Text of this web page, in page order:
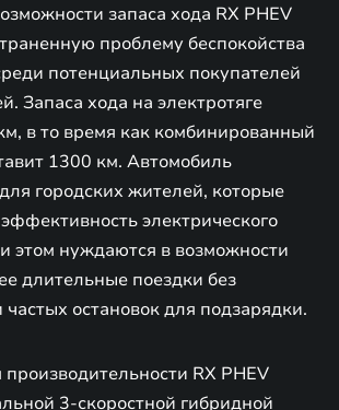
запаса хода RX PHEV
проблему беспокойства
потенциальных покупателей
Запаса хода на электротяге
в то время как комбинированный
1300 км. Автомобиль
городских жителей, которые
электрического
этом нуждаются в возможности
длительные поездки без
остановок для подзарядки.
RX PHEV
3-скоростной гибридной